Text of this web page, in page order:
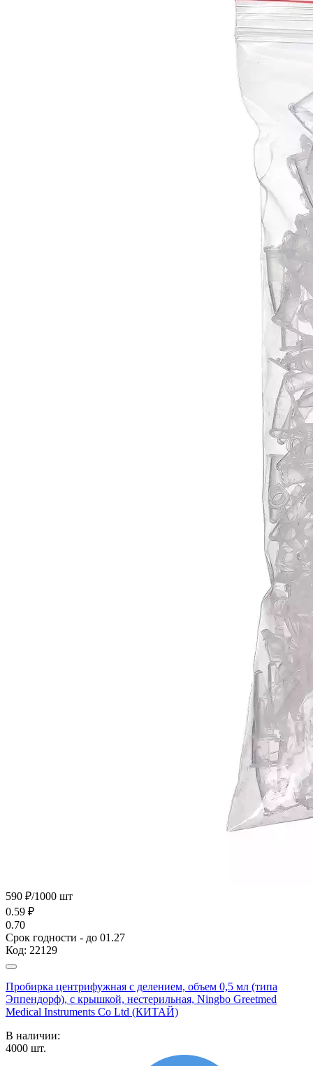
590 ₽/1000 шт
0.59 ₽
0.70
Срок годности - до 01.27
Код: 22129
Пробирка центрифужная с делением, объем 0,5 мл (типа
Эппендорф), с крышкой, нестерильная, Ningbo Greetmed
Medical Instruments Co Ltd (КИТАЙ)
В наличии:
4000 шт.